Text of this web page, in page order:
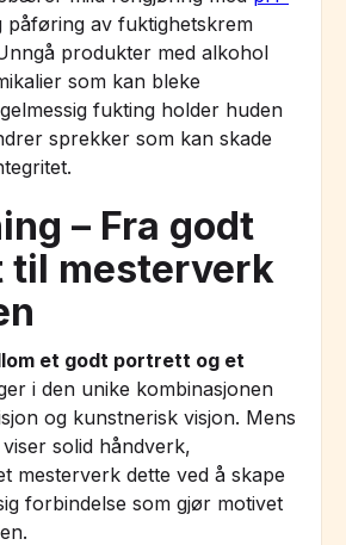
påføring av fuktighetskrem
produkter med alkohol
som kan bleke
fukting holder huden
sprekker som kan skade
– Fra godt
til mesterverk
et godt portrett og et
i den unike kombinasjonen
og kunstnerisk visjon. Mens
solid håndverk,
mesterverk dette ved å skape
forbindelse som gjør motivet